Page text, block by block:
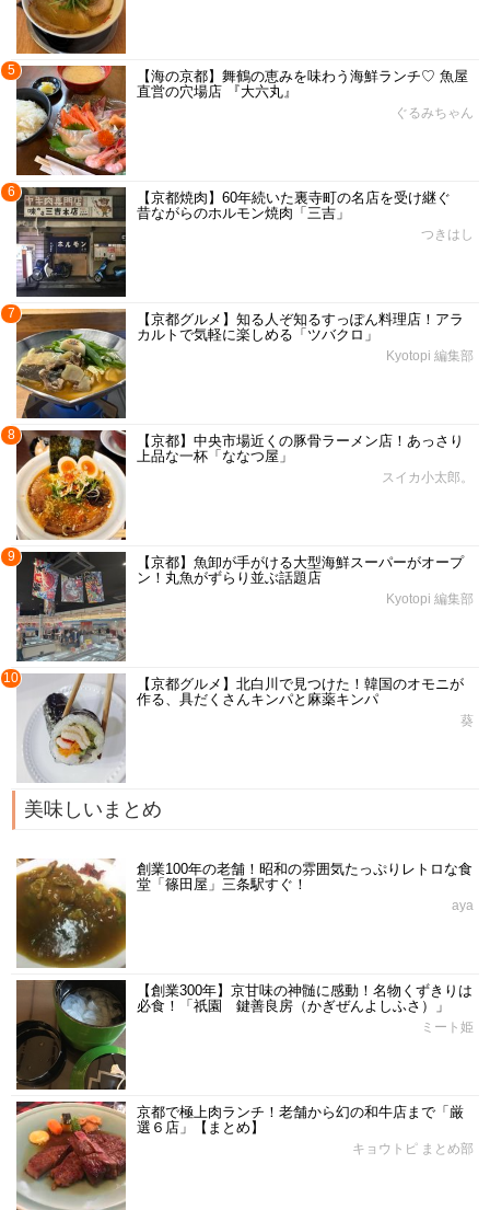
5
【海の京都】舞鶴の恵みを味わう海鮮ランチ♡ 魚屋
直営の穴場店 『大六丸』
ぐるみちゃん
6
【京都焼肉】60年続いた裏寺町の名店を受け継ぐ
昔ながらのホルモン焼肉「三吉」
つきはし
7
【京都グルメ】知る人ぞ知るすっぽん料理店！アラ
カルトで気軽に楽しめる「ツバクロ」
Kyotopi 編集部
8
【京都】中央市場近くの豚骨ラーメン店！あっさり
上品な一杯「ななつ屋」
スイカ小太郎。
9
【京都】魚卸が手がける大型海鮮スーパーがオープ
ン！丸魚がずらり並ぶ話題店
Kyotopi 編集部
10
【京都グルメ】北白川で見つけた！韓国のオモニが
作る、具だくさんキンパと麻薬キンパ
葵
美味しいまとめ
創業100年の老舗！昭和の雰囲気たっぷりレトロな食
堂「篠田屋」三条駅すぐ！
aya
【創業300年】京甘味の神髄に感動！名物くずきりは
必食！「祇園 鍵善良房（かぎぜんよしふさ）」
ミート姫
京都で極上肉ランチ！老舗から幻の和牛店まで「厳
選６店」【まとめ】
キョウトピ まとめ部